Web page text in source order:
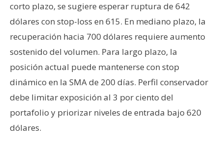
corto plazo, se sugiere esperar ruptura de 642
dólares con stop-loss en 615. En mediano plazo, la
recuperación hacia 700 dólares requiere aumento
sostenido del volumen. Para largo plazo, la
posición actual puede mantenerse con stop
dinámico en la SMA de 200 días. Perfil conservador
debe limitar exposición al 3 por ciento del
portafolio y priorizar niveles de entrada bajo 620
dólares.